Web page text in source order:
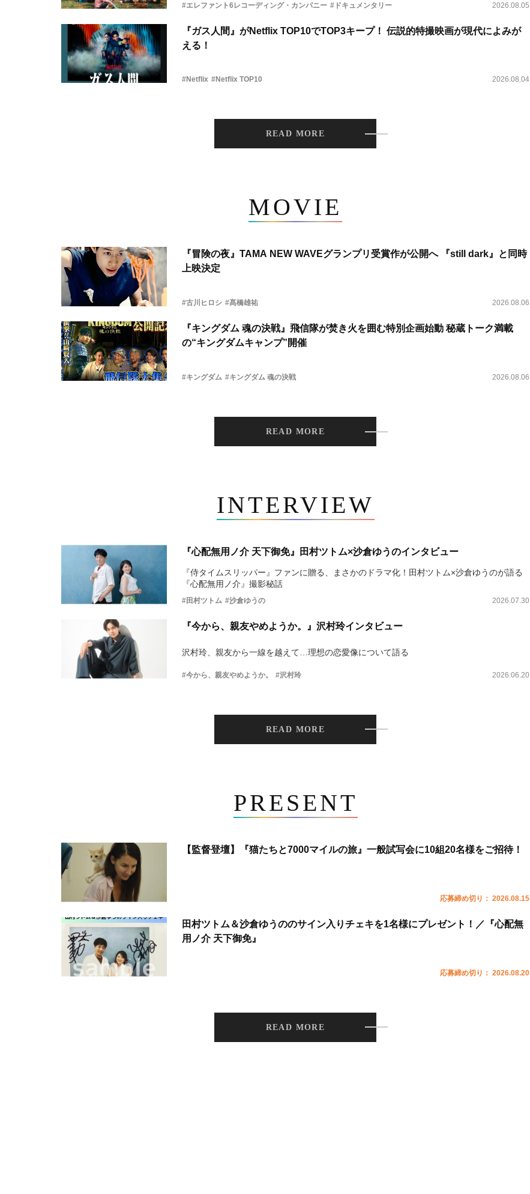
#エレファント6レコーディング・カンパニー #ドキュメンタリー 2026.08.05
『ガス人間』がNetflix TOP10でTOP3キープ！ 伝説的特撮映画が現代によみが
える！
#Netflix #Netflix TOP10 2026.08.04
READ MORE
MOVIE
『冒険の夜』TAMA NEW WAVEグランプリ受賞作が公開へ 『still dark』と同時
上映決定
#古川ヒロシ #髙橋雄祐 2026.08.06
『キングダム 魂の決戦』飛信隊が焚き火を囲む特別企画始動 秘蔵トーク満載
の“キングダムキャンプ”開催
#キングダム #キングダム 魂の決戦 2026.08.06
READ MORE
INTERVIEW
『心配無用ノ介 天下御免』田村ツトム×沙倉ゆうのインタビュー
『侍タイムスリッパー』ファンに贈る、まさかのドラマ化！田村ツトム×沙倉ゆうのが語る
『心配無用ノ介』撮影秘話
#田村ツトム #沙倉ゆうの 2026.07.30
『今から、親友やめようか。』沢村玲インタビュー
沢村玲、親友から一線を越えて…理想の恋愛像について語る
#今から、親友やめようか。 #沢村玲 2026.06.20
READ MORE
PRESENT
【監督登壇】『猫たちと7000マイルの旅』一般試写会に10組20名様をご招待！
応募締め切り： 2026.08.15
田村ツトム＆沙倉ゆうののサイン入りチェキを1名様にプレゼント！／『心配無
用ノ介 天下御免』
応募締め切り： 2026.08.20
READ MORE